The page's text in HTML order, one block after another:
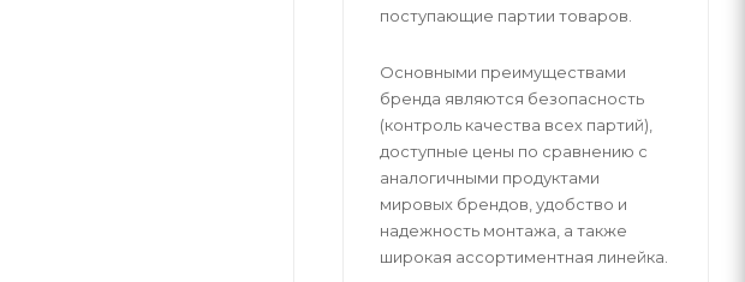
поступающие партии товаров.
Основными преимуществами
бренда являются безопасность
(контроль качества всех партий),
доступные цены по сравнению с
аналогичными продуктами
мировых брендов, удобство и
надежность монтажа, а также
широкая ассортиментная линейка.